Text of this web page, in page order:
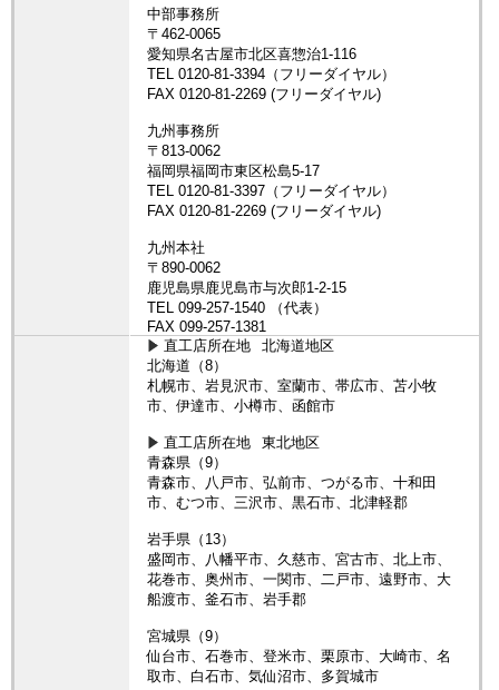
直工店所在地
北海道地区
北海道（8）
札幌市、岩見沢市、室蘭市、帯広市、苫小牧
市、伊達市、小樽市、函館市
直工店所在地
東北地区
青森県（9）
青森市、八戸市、弘前市、つがる市、十和田
市、むつ市、三沢市、黒石市、北津軽郡
岩手県（13）
盛岡市、八幡平市、久慈市、宮古市、北上市、
花巻市、奥州市、一関市、二戸市、遠野市、大
船渡市、釜石市、岩手郡
宮城県（9）
仙台市、石巻市、登米市、栗原市、大崎市、名
取市、白石市、気仙沼市、多賀城市